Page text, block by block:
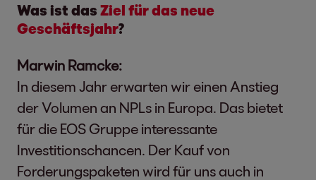
Was ist das Ziel für das neue
Geschäftsjahr?
Marwin Ramcke:
In diesem Jahr erwarten wir einen Anstieg
der Volumen an NPLs in Europa. Das bietet
für die EOS Gruppe interessante
Investitionschancen. Der Kauf von
Forderungspaketen wird für uns auch in